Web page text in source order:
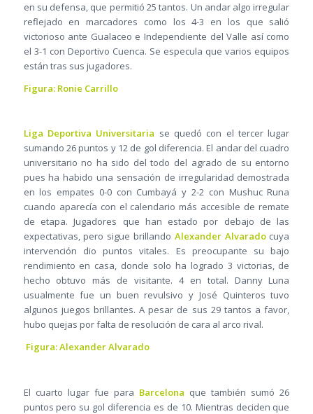
en su defensa, que permitió 25 tantos. Un andar algo irregular
reflejado en marcadores como los 4-3 en los que salió
victorioso ante Gualaceo e Independiente del Valle así como
el 3-1 con Deportivo Cuenca. Se especula que varios equipos
están tras sus jugadores.
Figura: Ronie Carrillo
Liga Deportiva Universitaria se quedó con el tercer lugar
sumando 26 puntos y 12 de gol diferencia. El andar del cuadro
universitario no ha sido del todo del agrado de su entorno
pues ha habido una sensación de irregularidad demostrada
en los empates 0-0 con Cumbayá y 2-2 con Mushuc Runa
cuando aparecía con el calendario más accesible de remate
de etapa. Jugadores que han estado por debajo de las
expectativas, pero sigue brillando Alexander Alvaradocuya
intervención dio puntos vitales. Es preocupante su bajo
rendimiento en casa, donde solo ha logrado 3 victorias, de
hecho obtuvo más de visitante. 4 en total. Danny Luna
usualmente fue un buen revulsivo y José Quinteros tuvo
algunos juegos brillantes. A pesar de sus 29 tantos a favor,
hubo quejas por falta de resolución de cara al arco rival.
Figura: Alexander Alvarado
El cuarto lugar fue para Barcelona que también sumó 26
puntos pero su gol diferencia es de 10. Mientras deciden que